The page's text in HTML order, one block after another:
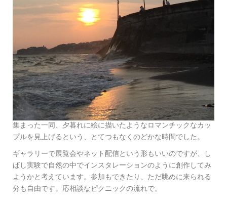
集まった一同、夕暮れに絵に描いたようなロマンチックなカッ
プルを見上げるという、とてつもなくのどかな時間でした。
ギャラリーで展覧会やネット配信という形もいいのですが、し
ばし実験で自然の中でインスタレーションのように創作してみ
ようかと考えています。参加もできたり、ただ眺めに来られる
分も自由です。応相談なピクニックの流れで。